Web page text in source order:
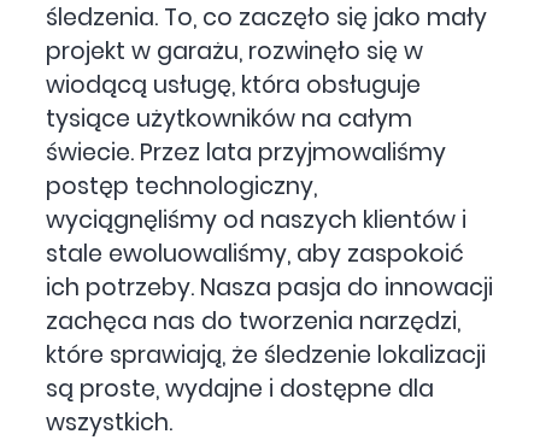
śledzenia. To, co zaczęło się jako mały
projekt w garażu, rozwinęło się w
wiodącą usługę, która obsługuje
tysiące użytkowników na całym
świecie. Przez lata przyjmowaliśmy
postęp technologiczny,
wyciągnęliśmy od naszych klientów i
stale ewoluowaliśmy, aby zaspokoić
ich potrzeby. Nasza pasja do innowacji
zachęca nas do tworzenia narzędzi,
które sprawiają, że śledzenie lokalizacji
są proste, wydajne i dostępne dla
wszystkich.